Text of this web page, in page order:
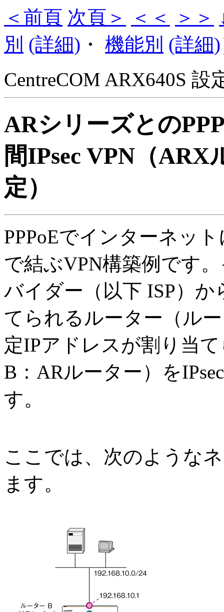
＜前頁 次頁＞ ＜＜ ＞＞
別 (詳細) ・ 機能別 (詳細)
CentreCOM ARX640S 設
ARシリーズとの
間IPsec VPN（
定）
PPPoEでインターネッ
で結ぶVPN構築例です
バイダー（以下 ISP）
てられるルーター（ル
定IPアドレスが割り当
B：ARルーター）を
す。
ここでは、次のような
ます。